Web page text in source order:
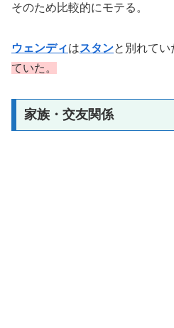
そのため比較的にモテる。
ウェンディはスタンと別れてい
ていた。
家族・交友関係